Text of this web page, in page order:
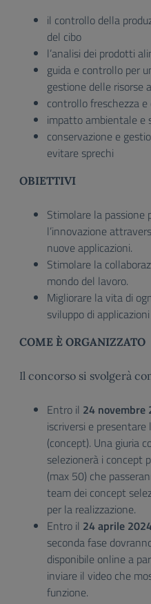
il controllo della
del cibo
l’analisi dei prodotti
guida e controllo per
gestione delle risorse
controllo freschezza
impatto ambientale e
conservazione e
evitare sprechi
OBIETTIVI
Stimolare la passione
l’innovazione
nuove applicazioni.
Stimolare la
mondo del lavoro.
Migliorare la vita di
sviluppo di
COME È ORGANIZZATO
Il concorso si svolgerà
Entro il 24 novembre
iscriversi e
(concept). Una giuria
selezionerà i concept
(max 50) che
team dei concept
per la realizzazione.
Entro il 24 aprile
seconda fase
disponibile online a
inviare il video che
funzione.